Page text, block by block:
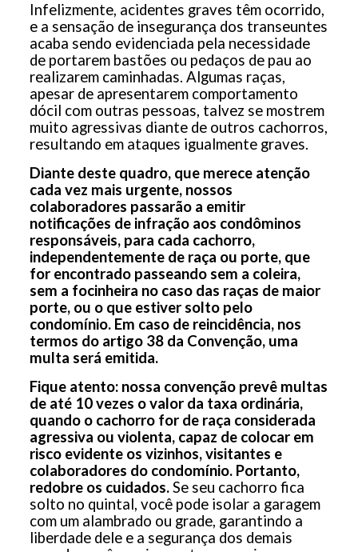
Infelizmente, acidentes graves têm ocorrido,
e a sensação de insegurança dos transeuntes
acaba sendo evidenciada pela necessidade
de portarem bastões ou pedaços de pau ao
realizarem caminhadas. Algumas raças,
apesar de apresentarem comportamento
dócil com outras pessoas, talvez se mostrem
muito agressivas diante de outros cachorros,
resultando em ataques igualmente graves.
Diante deste quadro, que merece atenção
cada vez mais urgente, nossos
colaboradores passarão a emitir
notificações de infração aos condôminos
responsáveis, para cada cachorro,
independentemente de raça ou porte, que
for encontrado passeando sem a coleira,
sem a focinheira no caso das raças de maior
porte, ou o que estiver solto pelo
condomínio. Em caso de reincidência, nos
termos do artigo 38 da Convenção, uma
multa será emitida.
Fique atento: nossa convenção prevê multas
de até 10 vezes o valor da taxa ordinária,
quando o cachorro for de raça considerada
agressiva ou violenta, capaz de colocar em
risco evidente os vizinhos, visitantes e
colaboradores do condomínio. Portanto,
redobre os cuidados.Se seu cachorro fica
solto no quintal, você pode isolar a garagem
com um alambrado ou grade, garantindo a
liberdade dele e a segurança dos demais